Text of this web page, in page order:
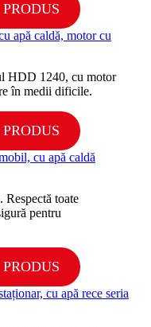
HDD 1240, cu motor
în medii dificile.
Respectă toate
pentru